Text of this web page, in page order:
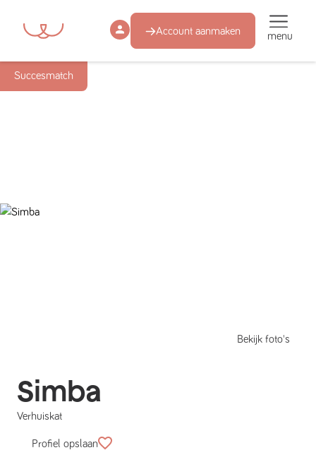
Account aanmaken menu
Succesmatch
Bekijk foto's
Simba
Verhuiskat
Profiel opslaan